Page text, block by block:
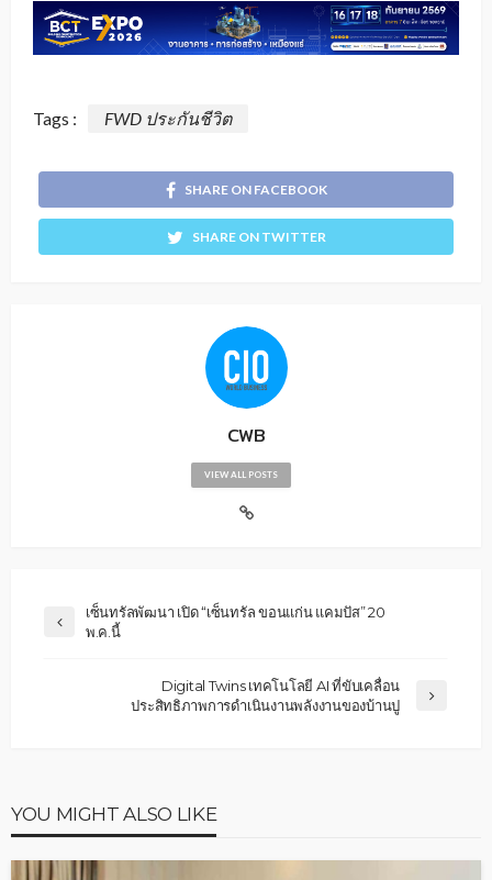
Tags : FWD ประกันชีวิต
SHARE ON FACEBOOK
SHARE ON TWITTER
CWB
VIEW ALL POSTS
เซ็นทรัลพัฒนา เปิด “เซ็นทรัล ขอนแก่น แคมปัส” 20
พ.ค.นี้
Digital Twins เทคโนโลยี AI ที่ขับเคลื่อน
ประสิทธิภาพการดำเนินงานพลังงานของบ้านปู
YOU MIGHT ALSO LIKE